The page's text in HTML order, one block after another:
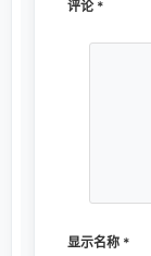
评论 *
显示名称 *